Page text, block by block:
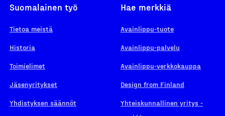
Suomalainen työ
Tietoa meistä
Historia
Toimielimet
Jäsenyritykset
Yhdistyksen säännöt
Hae merkkiä
Avainlippu-tuote
Avainlippu-palvelu
Avainlippu-verkkokauppa
Design from Finland
Yhteiskunnallinen yritys -